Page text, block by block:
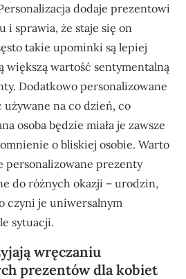
dodaje prezentowi
i sprawia, że staje się on
takie upominki są lepiej
większą wartość sentymentalną
Dodatkowo personalizowane
na co dzień, co
osoba będzie miała je zawsze
o bliskiej osobie. Warto
personalizowane prezenty
do różnych okazji – urodzin,
czyni je uniwersalnym
sytuacji.
wręczaniu
prezentów dla kobiet